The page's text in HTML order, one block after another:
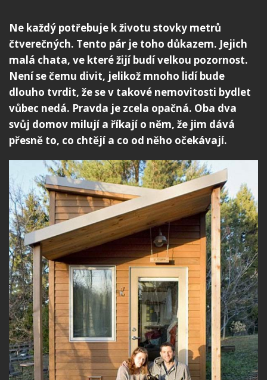
Ne každý potřebuje k životu stovky metrů
čtverečných. Tento pár je toho důkazem. Jejich
malá chata, ve které žijí budí velkou pozornost.
Není se čemu divit, jelikož mnoho lidí bude
dlouho tvrdit, že se v takové nemovitosti bydlet
vůbec nedá. Pravda je zcela opačná. Oba dva
svůj domov milují a říkají o něm, že jim dává
přesně to, co chtějí a co od něho očekávají.